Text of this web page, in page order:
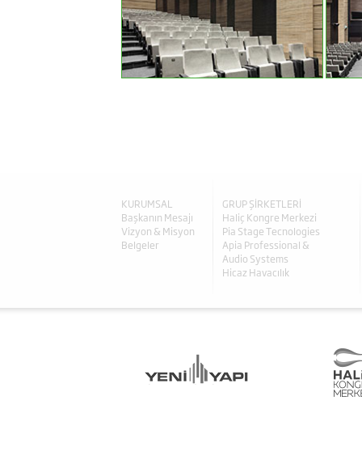
KURUMSAL
Başkanın Mesajı
Vizyon & Misyon
Belgeler
GRUP ŞİRKETLERİ
Haliç Kongre Merkezi
Pia Stage Tecnologies
Apia Professional &
Audio Systems
Hicaz Havacılık